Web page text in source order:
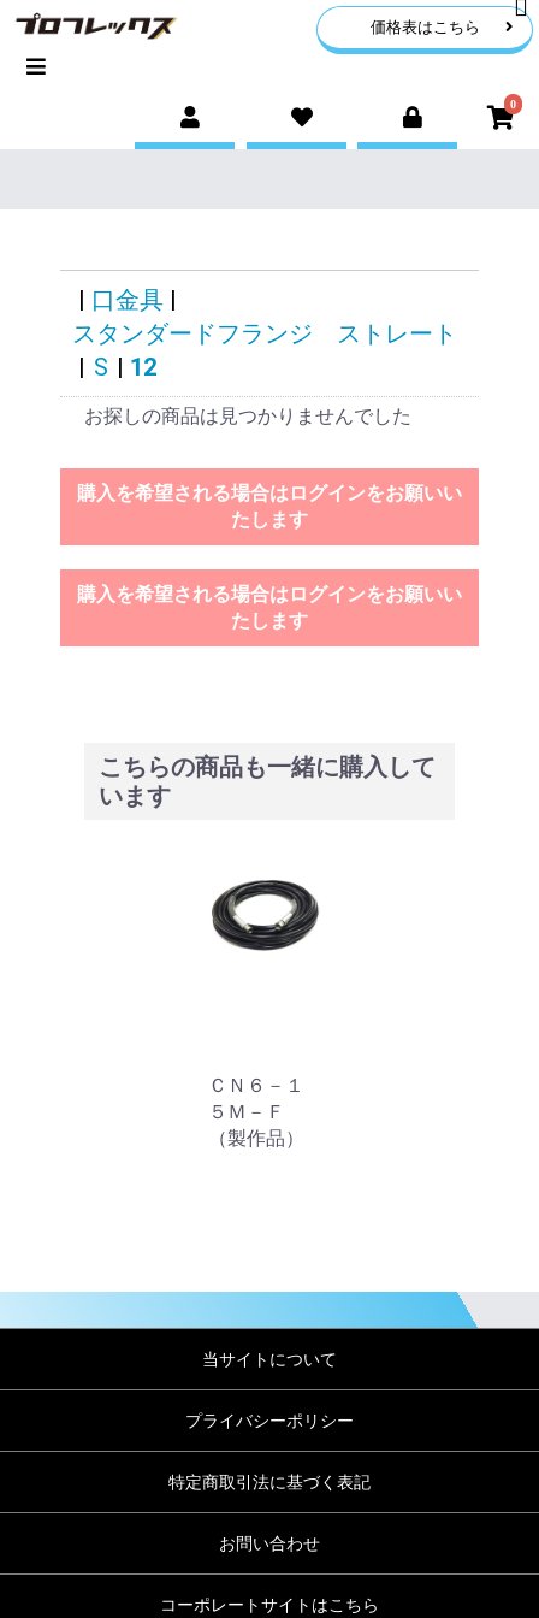
価格表はこちら
0
| 口金具 |
スタンダードフランジ ストレート
| S | 12
お探しの商品は見つかりませんでした
購入を希望される場合はログインをお願いい
たします
購入を希望される場合はログインをお願いい
たします
こちらの商品も一緒に購入して
います
ＣＮ６－１
５Ｍ－Ｆ
（製作品）
当サイトについて
プライバシーポリシー
特定商取引法に基づく表記
お問い合わせ
コーポレートサイトはこちら